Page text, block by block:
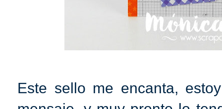
Este sello me encanta,